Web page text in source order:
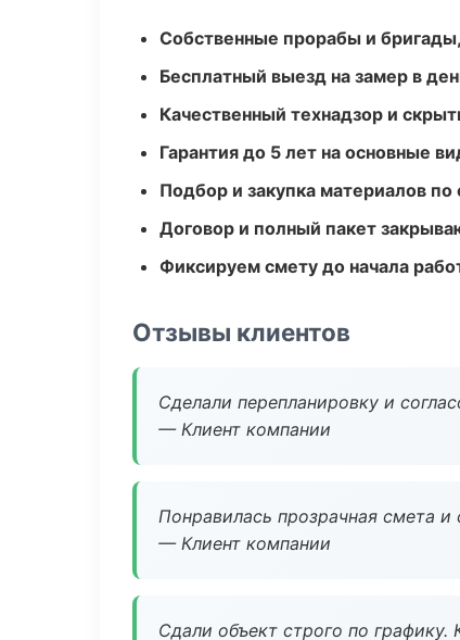
Собственные прорабы и
Бесплатный выезд на замер в
Качественный технадзор и
Гарантия до 5 лет на основные
Подбор и закупка материалов
Договор и полный пакет
Фиксируем смету до начала
Отзывы клиентов
Сделали перепланировку и
— Клиент компании
Понравилась прозрачная смета
— Клиент компании
Сдали объект строго по